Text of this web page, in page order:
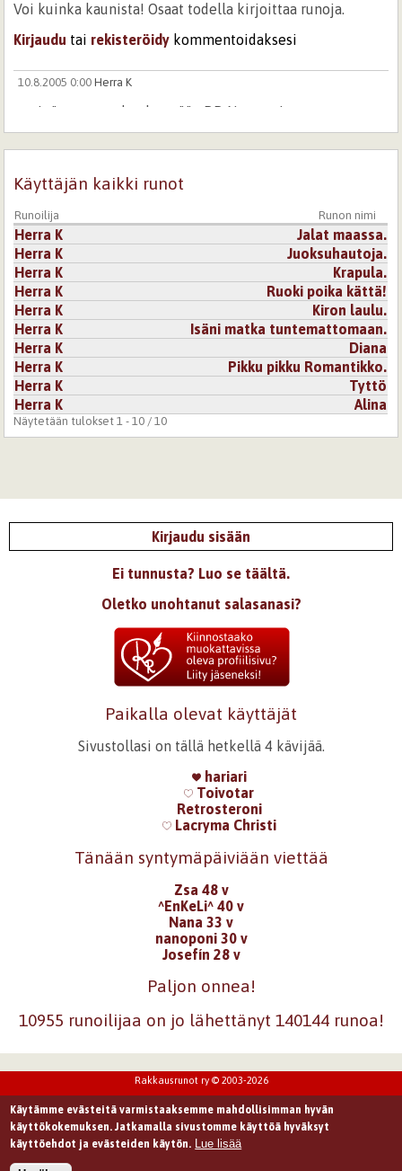
Voi kuinka kaunista! Osaat todella kirjoittaa runoja.
Kirjaudu tai rekisteröidy kommentoidaksesi
10.8.2005 0:00 Herra K
^^ eipäs muuten kuulu enää.. :DD Nyt en sitten muuta
Ihanan suloinen :)
Kirjaudutairekisteröidykommentoidaksesi
24.7.2005 0:00Herra K
Pienet korjaukset runoon! Reetta on ystävä, Jennalle
kuuluupi rakkauteni. Kaikessa elovoimaisuudessaan!!!!!
Kirjaudutairekisteröidykommentoidaksesi
14.7.2005 0:00keijukaisneito
Käyttäjän kaikki runot
Runoilija Runon nimi
Herra K
Jalat maassa.
Herra K
Juoksuhautoja.
Herra K
Krapula.
Herra K
Ruoki poika kättä!
Herra K
Kiron laulu.
Herra K
Isäni matka tuntemattomaan.
Herra K
Diana
Herra K
Pikku pikku Romantikko.
Herra K
Tyttö
Herra K
Alina
Näytetään tulokset 1 - 10 / 10
Kirjaudu sisään
Ei tunnusta? Luo se täältä.
Oletko unohtanut salasanasi?
Paikalla olevat käyttäjät
Sivustollasi on tällä hetkellä 4 kävijää.
hariari
Toivotar
Retrosteroni
Lacryma Christi
Tänään syntymäpäiviään viettää
Zsa 48 v
^EnKeLi^ 40 v
Nana 33 v
nanoponi 30 v
Josefín 28 v
Paljon onnea!
10955 runoilijaa on jo lähettänyt 140144 runoa!
Rakkausrunot ry © 2003-2026
Käytämme evästeitä varmistaaksemme mahdollisimman hyvän
käyttökokemuksen. Jatkamalla sivustomme käyttöä hyväksyt
käyttöehdot ja evästeiden käytön. Lue lisää